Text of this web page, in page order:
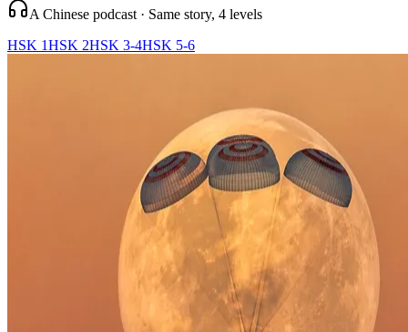
A Chinese podcast · Same story, 4 levels
HSK 1HSK 2HSK 3-4HSK 5-6